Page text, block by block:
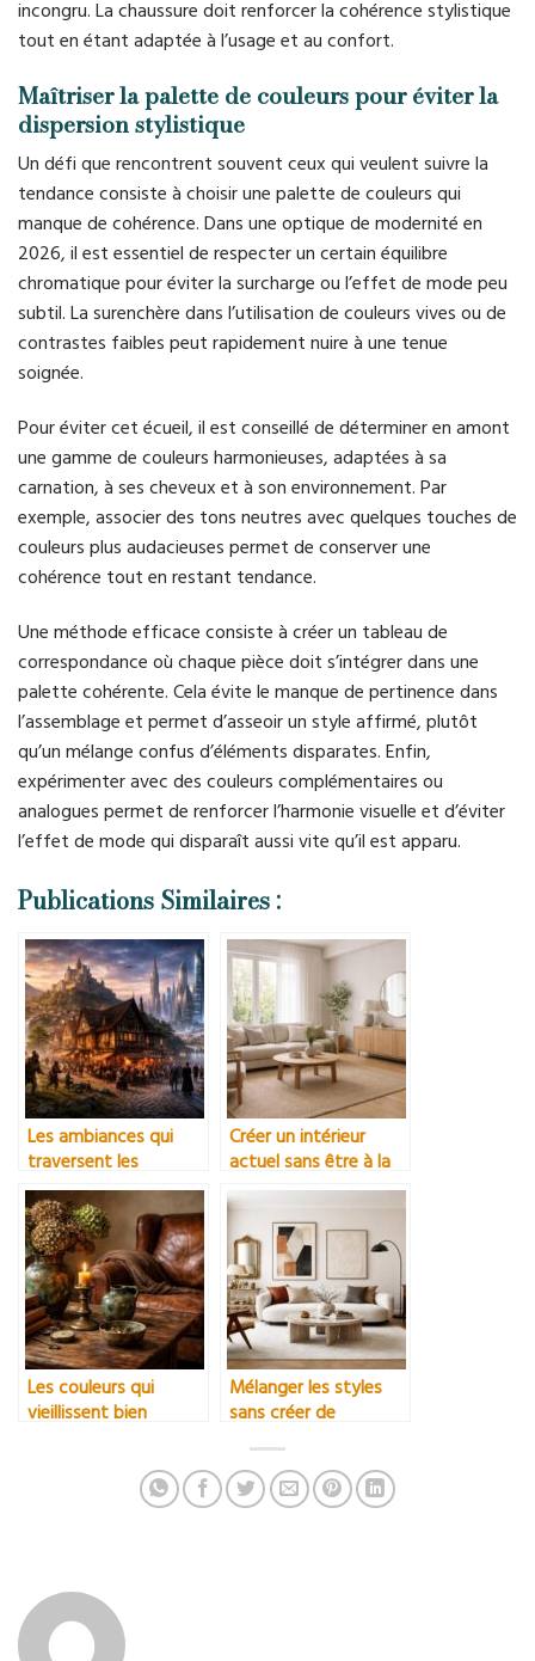
incongru. La chaussure doit renforcer la cohérence stylistique
tout en étant adaptée à l’usage et au confort.
Maîtriser la palette de couleurs pour éviter la
dispersion stylistique
Un défi que rencontrent souvent ceux qui veulent suivre la
tendance consiste à choisir une palette de couleurs qui
manque de cohérence. Dans une optique de modernité en
2026, il est essentiel de respecter un certain équilibre
chromatique pour éviter la surcharge ou l’effet de mode peu
subtil. La surenchère dans l’utilisation de couleurs vives ou de
contrastes faibles peut rapidement nuire à une tenue
soignée.
Pour éviter cet écueil, il est conseillé de déterminer en amont
une gamme de couleurs harmonieuses, adaptées à sa
carnation, à ses cheveux et à son environnement. Par
exemple, associer des tons neutres avec quelques touches de
couleurs plus audacieuses permet de conserver une
cohérence tout en restant tendance.
Une méthode efficace consiste à créer un tableau de
correspondance où chaque pièce doit s’intégrer dans une
palette cohérente. Cela évite le manque de pertinence dans
l’assemblage et permet d’asseoir un style affirmé, plutôt
qu’un mélange confus d’éléments disparates. Enfin,
expérimenter avec des couleurs complémentaires ou
analogues permet de renforcer l’harmonie visuelle et d’éviter
l’effet de mode qui disparaît aussi vite qu’il est apparu.
Publications Similaires :
Les ambiances qui
traversent les
époques
Créer un intérieur
actuel sans être à la
Les couleurs qui
vieillissent bien
Mélanger les styles
sans créer de